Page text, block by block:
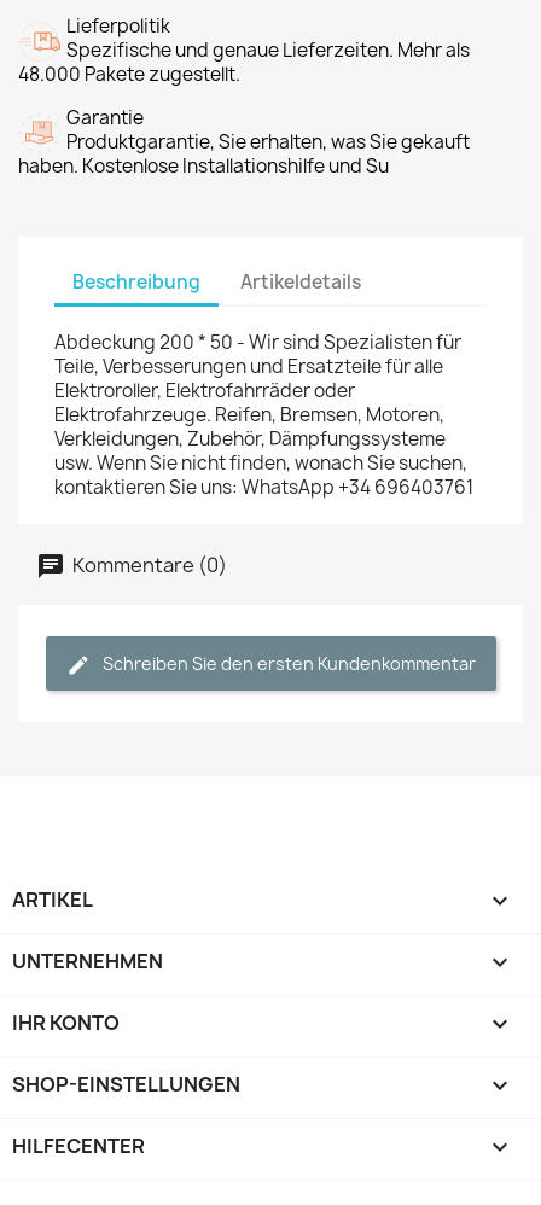
Lieferpolitik
Spezifische und genaue Lieferzeiten. Mehr als
48.000 Pakete zugestellt.
Garantie
Produktgarantie, Sie erhalten, was Sie gekauft
haben. Kostenlose Installationshilfe und Su
Beschreibung Artikeldetails
Abdeckung 200 * 50 - Wir sind Spezialisten für
Teile, Verbesserungen und Ersatzteile für alle
Elektroroller, Elektrofahrräder oder
Elektrofahrzeuge. Reifen, Bremsen, Motoren,
Verkleidungen, Zubehör, Dämpfungssysteme
usw. Wenn Sie nicht finden, wonach Sie suchen,
kontaktieren Sie uns: WhatsApp +34 696403761
Kommentare (0)
Schreiben Sie den ersten Kundenkommentar
ARTIKEL 
UNTERNEHMEN 
IHR KONTO 
SHOP-EINSTELLUNGEN keyboard_arrow_down
HILFECENTER 